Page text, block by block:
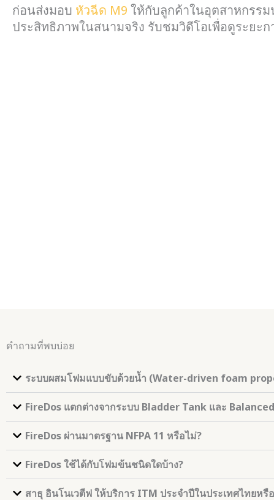
ก่อนส่งมอบ หัวฉีด M9 ให้กับลูกค้าในอุตสาหกรร
ประสิทธิภาพในสนามจริง รับชมวิดีโอเพื่อดูระยะ
คำถามที่พบบ่อย
ระบบผสมโฟมแบบขับด้วยน้ำ (Water-driven foam
FireDos แตกต่างจากระบบ Bladder Tank และ
FireDos ผ่านมาตรฐาน NFPA 11 หรือไม่?
FireDos ใช้ได้กับโฟมข้นชนิดใดบ้าง?
สาธุ อินโนเวตีฟ ให้บริการ ITM ประจำปีในประเทศไทยหรื